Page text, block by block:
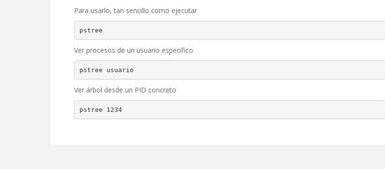
Para usarlo, tan sencillo como ejecutar
pstree
Ver procesos de un usuario específico
pstree usuario
Ver árbol desde un PID concreto
pstree 1234